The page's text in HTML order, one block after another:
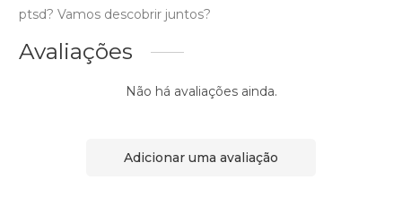
ptsd? Vamos descobrir juntos?
Avaliações
Não há avaliações ainda.
Adicionar uma avaliação